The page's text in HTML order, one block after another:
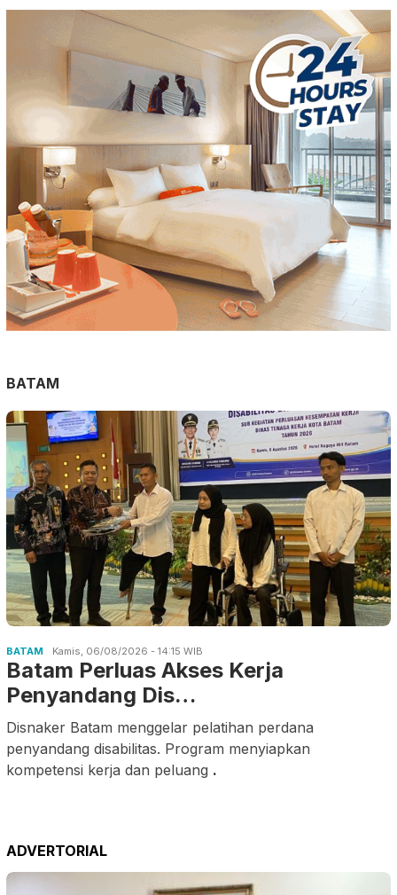
BATAM
BATAM Kamis, 06/08/2026 - 14:15 WIB
Batam Perluas Akses Kerja
Penyandang Dis…
Disnaker Batam menggelar pelatihan perdana
penyandang disabilitas. Program menyiapkan
kompetensi kerja dan peluang .
ADVERTORIAL